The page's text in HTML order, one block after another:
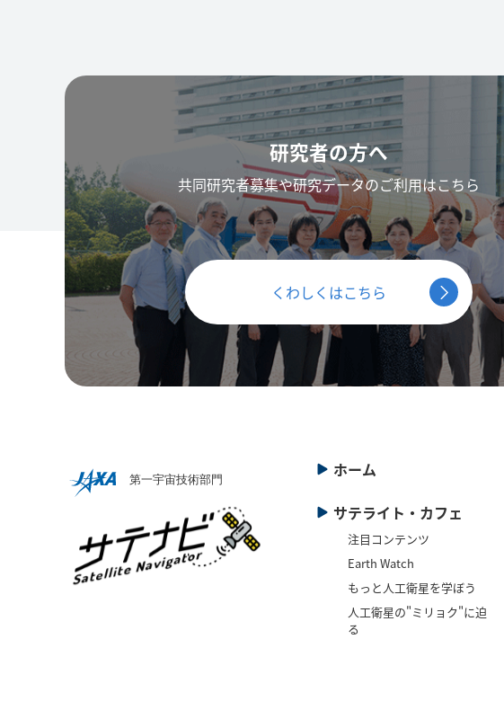
研究者の方へ
共同研究者募集や研究データのご利用はこちら
くわしくはこちら
ホーム
サテライト・カフェ
注目コンテンツ
Earth Watch
もっと人工衛星を学ぼう
人工衛星の"ミリョク"に迫
る